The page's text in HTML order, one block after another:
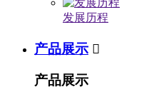
发展历程
产品展示 
产品展示